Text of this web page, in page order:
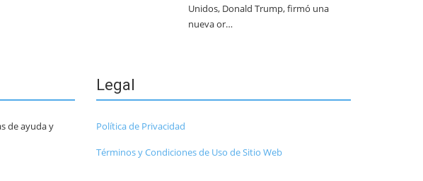
Unidos, Donald Trump, firmó una
nueva or…
de ayuda y
Legal
Política de Privacidad
Términos y Condiciones de Uso de Sitio Web